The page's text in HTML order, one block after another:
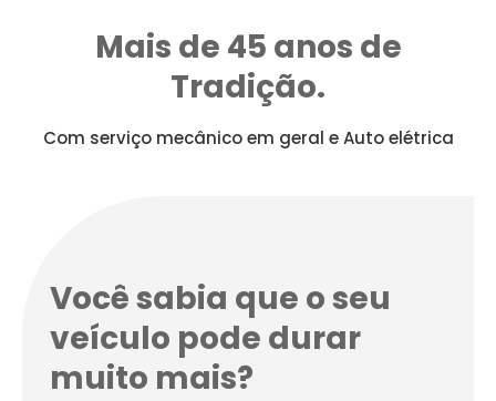
Mais de 45 anos de
Tradição.
Com serviço mecânico em geral e Auto elétrica
Você sabia que o seu
veículo pode durar
muito mais?